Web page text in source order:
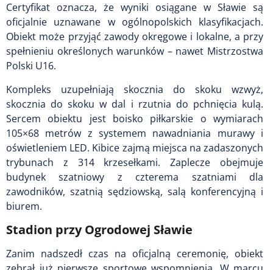
Certyfikat oznacza, że wyniki osiągane w Sławie są
oficjalnie uznawane w ogólnopolskich klasyfikacjach.
Obiekt może przyjąć zawody okręgowe i lokalne, a przy
spełnieniu określonych warunków – nawet Mistrzostwa
Polski U16.
Kompleks uzupełniają skocznia do skoku wzwyż,
skocznia do skoku w dal i rzutnia do pchnięcia kulą.
Sercem obiektu jest boisko piłkarskie o wymiarach
105×68 metrów z systemem nawadniania murawy i
oświetleniem LED. Kibice zajmą miejsca na zadaszonych
trybunach z 314 krzesełkami. Zaplecze obejmuje
budynek szatniowy z czterema szatniami dla
zawodników, szatnią sędziowską, salą konferencyjną i
biurem.
Stadion przy Ogrodowej Sławie
Zanim nadszedł czas na oficjalną ceremonię, obiekt